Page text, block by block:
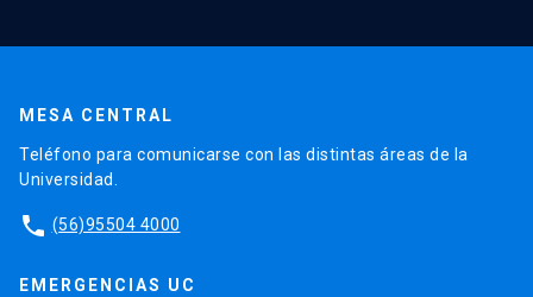
MESA CENTRAL
Teléfono para comunicarse con las distintas áreas de la
Universidad.
phone (56)95504 4000
EMERGENCIAS UC